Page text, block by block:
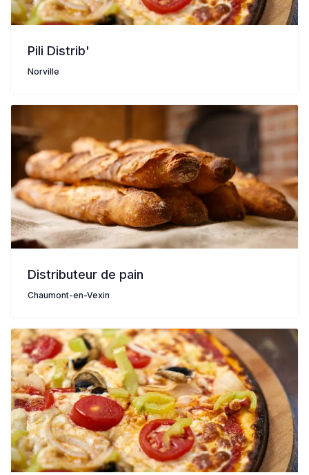
Pili Distrib'
Norville
Distributeur de pain
Chaumont-en-Vexin